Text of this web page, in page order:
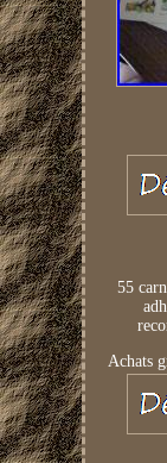
55
Achats